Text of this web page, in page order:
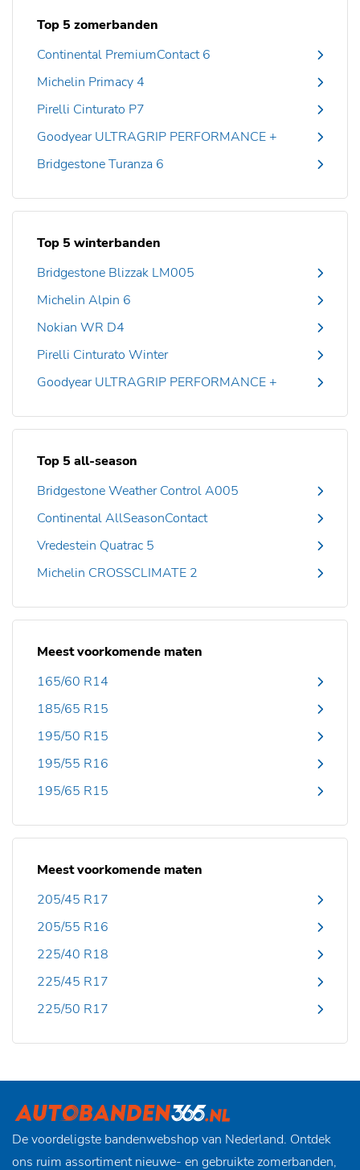
Top 5 zomerbanden
Continental PremiumContact 6
Michelin Primacy 4
Pirelli Cinturato P7
Goodyear ULTRAGRIP PERFORMANCE +
Bridgestone Turanza 6
Top 5 winterbanden
Bridgestone Blizzak LM005
Michelin Alpin 6
Nokian WR D4
Pirelli Cinturato Winter
Goodyear ULTRAGRIP PERFORMANCE +
Top 5 all-season
Bridgestone Weather Control A005
Continental AllSeasonContact
Vredestein Quatrac 5
Michelin CROSSCLIMATE 2
Meest voorkomende maten
165/60 R14
185/65 R15
195/50 R15
195/55 R16
195/65 R15
Meest voorkomende maten
205/45 R17
205/55 R16
225/40 R18
225/45 R17
225/50 R17
De voordeligste bandenwebshop van Nederland. Ontdek
ons ruim assortiment nieuwe- en gebruikte zomerbanden,